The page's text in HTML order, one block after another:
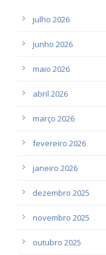
julho 2026
junho 2026
maio 2026
abril 2026
março 2026
fevereiro 2026
janeiro 2026
dezembro 2025
novembro 2025
outubro 2025